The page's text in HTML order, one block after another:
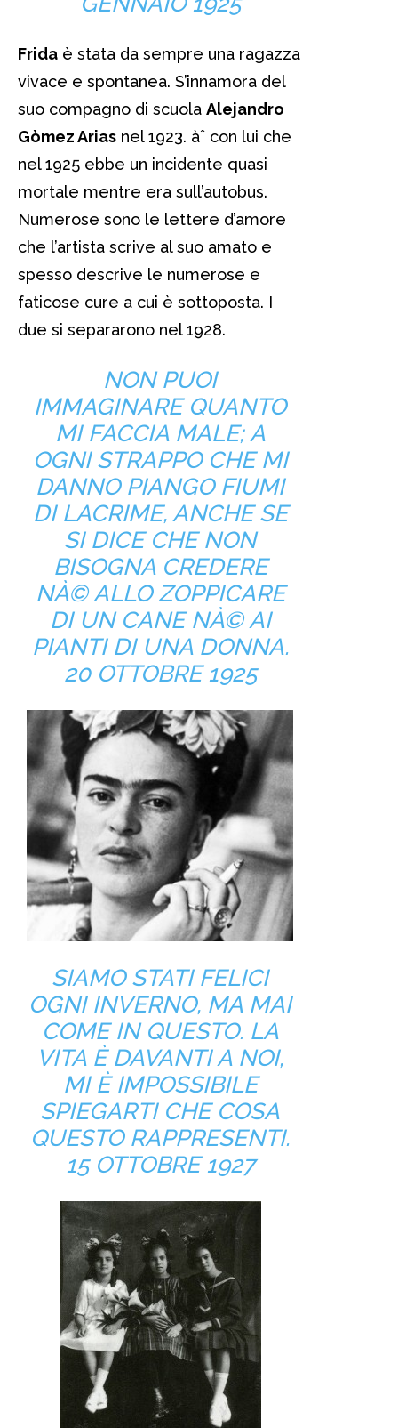
Frida è stata da sempre una ragazza
vivace e spontanea. S’innamora del
suo compagno di scuola Alejandro
Gòmez Arias nel 1923. àˆ con lui che
nel 1925 ebbe un incidente quasi
mortale mentre era sull’autobus.
Numerose sono le lettere d’amore
che l’artista scrive al suo amato e
spesso descrive le numerose e
faticose cure a cui è sottoposta. I
due si separarono nel 1928.
NON PUOI
IMMAGINARE QUANTO
MI FACCIA MALE; A
OGNI STRAPPO CHE MI
DANNO PIANGO FIUMI
DI LACRIME, ANCHE SE
SI DICE CHE NON
BISOGNA CREDERE
NÀ© ALLO ZOPPICARE
DI UN CANE NÀ© AI
PIANTI DI UNA DONNA.
20 OTTOBRE 1925
SIAMO STATI FELICI
OGNI INVERNO, MA MAI
COME IN QUESTO. LA
VITA È DAVANTI A NOI,
MI È IMPOSSIBILE
SPIEGARTI CHE COSA
QUESTO RAPPRESENTI.
15 OTTOBRE 1927